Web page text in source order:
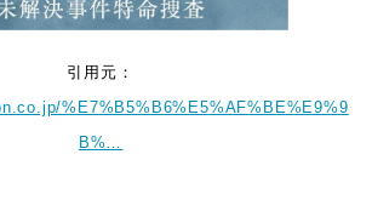
引用元：
%E7%B5%B6%E5%AF%BE%E9%9
B%…